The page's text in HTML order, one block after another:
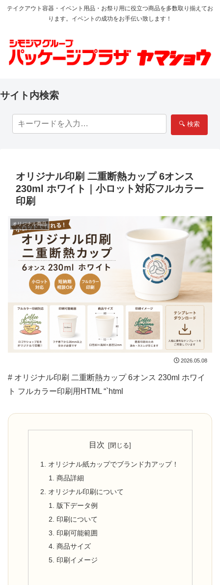
テイクアウト容器・イベント用品・お祭り用に役立つ商品を多数取り揃えてお
ります。イベントの成功をお手伝い致します！
サイト内検索
🔍 検索
オリジナル印刷 二重断熱カップ 6オンス
230ml ホワイト｜小ロット対応フルカラー
印刷
オリジナル商品
2026.05.08
# オリジナル印刷 二重断熱カップ 6オンス 230ml ホワイ
ト フルカラー印刷用HTML “`html
目次
オリジナル紙カップでブランド力アップ！
商品詳細
オリジナル印刷について
版下データ例
印刷について
印刷可能範囲
商品サイズ
印刷イメージ